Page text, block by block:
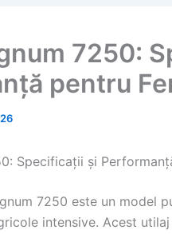
7250:
pentru
Specificații și
7250 este un model
intensive. Acest